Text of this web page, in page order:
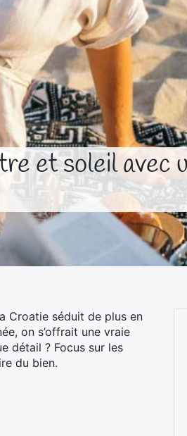
et soleil avec
Croatie séduit de plus en
on s’offrait une vraie
détail ? Focus sur les
du bien.